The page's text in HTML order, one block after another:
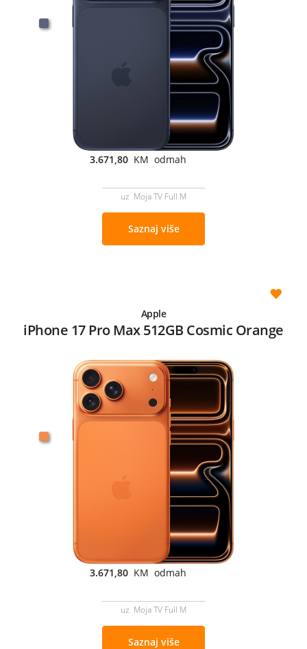
3.671,80 KM odmah
uz Moja TV Full M
Saznaj više
Apple
iPhone 17 Pro Max 512GB Cosmic Orange
3.671,80 KM odmah
uz Moja TV Full M
Saznaj više